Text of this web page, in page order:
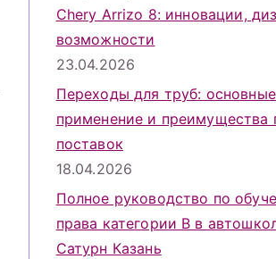
Chery Arrizo 8: инновации,
возможности
23.04.2026
Переходы для труб:
применение и преимущества
поставок
18.04.2026
Полное руководство по
права категории B в
Сатурн Казань